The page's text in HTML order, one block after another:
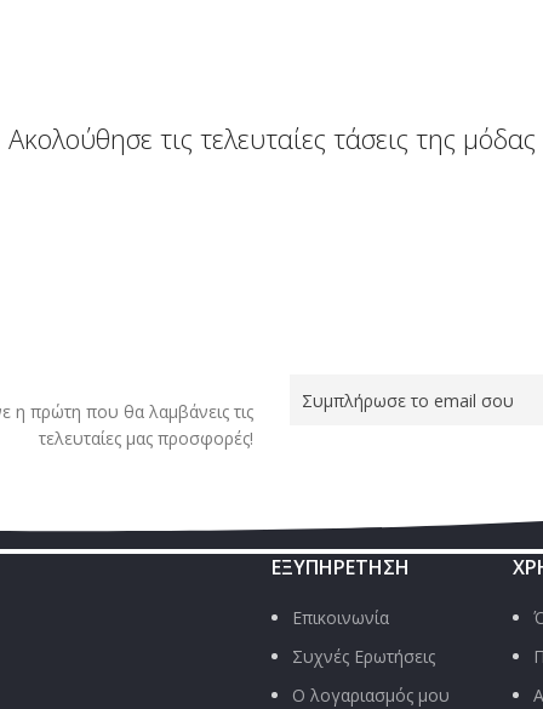
Ακολούθησε τις τελευταίες τάσεις της μόδας
η πρώτη που θα λαμβάνεις τις
τελευταίες μας προσφορές!
ΕΞΥΠΗΡΈΤΗΣΗ
Επικοινωνία
Συχνές Ερωτήσεις
Ο λογαριασμός μου